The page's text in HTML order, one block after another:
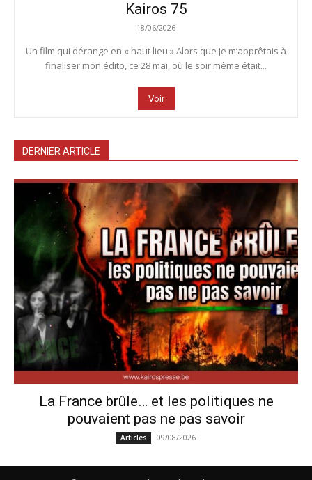
Kairos 75
18/06/2026
Un film qui dérange en « haut lieu » Alors que je m’apprêtais à
finaliser mon édito, ce 28 mai, où le soir même était...
Voir
DERNIER ARTICLE
La France brûle… et les politiques ne
pouvaient pas ne pas savoir
Articles 09/08/2026